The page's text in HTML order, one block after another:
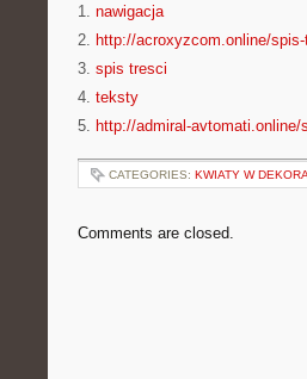
1. nawigacja
2. http://acroxyzcom.online/
3. spis tresci
4. teksty
5. http://admiral-avtomati.online/
CATEGORIES: KWIATY W
Comments are closed.